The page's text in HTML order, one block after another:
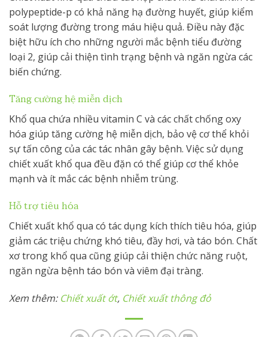
polypeptide-p có khả năng hạ đường huyết, giúp kiểm
soát lượng đường trong máu hiệu quả. Điều này đặc
biệt hữu ích cho những người mắc bệnh tiểu đường
loại 2, giúp cải thiện tình trạng bệnh và ngăn ngừa các
biến chứng.
Tăng cường hệ miễn dịch
Khổ qua chứa nhiều vitamin C và các chất chống oxy
hóa giúp tăng cường hệ miễn dịch, bảo vệ cơ thể khỏi
sự tấn công của các tác nhân gây bệnh. Việc sử dụng
chiết xuất khổ qua đều đặn có thể giúp cơ thể khỏe
mạnh và ít mắc các bệnh nhiễm trùng.
Hỗ trợ tiêu hóa
Chiết xuất khổ qua có tác dụng kích thích tiêu hóa, giúp
giảm các triệu chứng khó tiêu, đầy hơi, và táo bón. Chất
xơ trong khổ qua cũng giúp cải thiện chức năng ruột,
ngăn ngừa bệnh táo bón và viêm đại tràng.
Xem thêm: Chiết xuất ớt, Chiết xuất thông đỏ